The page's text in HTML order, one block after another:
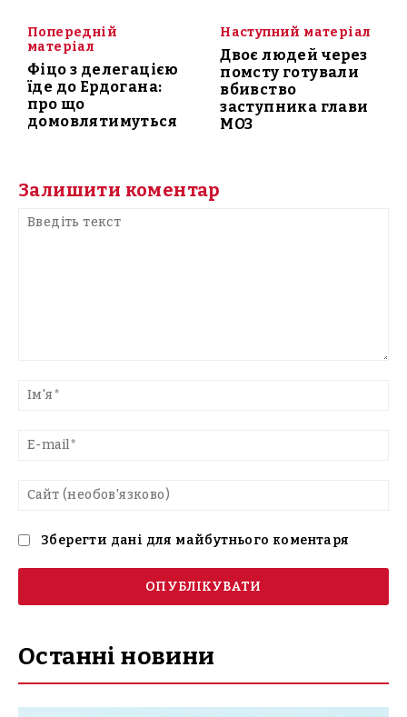
Попередній
матеріал
Фіцо з делегацією
їде до Ердогана:
про що
домовлятимуться
Наступний матеріал
Двоє людей через
помсту готували
вбивство
заступника глави
МОЗ
Залишити коментар
текст
Зберегти дані для майбутнього коментаря
Останні новини